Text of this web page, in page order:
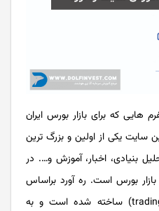
هایی که برای بازار بورس ایران
سایت یکی از اولین و بزرگ ترین
بنیادی، اخبار، آموزش و…. در
بورس است. ره آورد براساس
سایت تریدینگ ویو (tradingview.com) ساخته شده است و به